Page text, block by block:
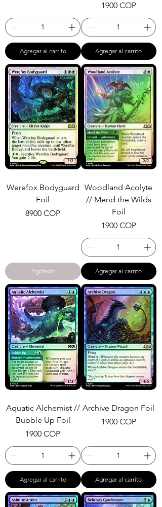
Agregar al carrito
Precio
1900 COP
Agregar al carrito
Werefox Bodyguard
Foil
Precio
8900 COP
Agotado
Woodland Acolyte
// Mend the Wilds
Foil
Precio
1900 COP
Agregar al carrito
Aquatic Alchemist //
Bubble Up Foil
Precio
1900 COP
Agregar al carrito
Archive Dragon Foil
Precio
1900 COP
Agregar al carrito